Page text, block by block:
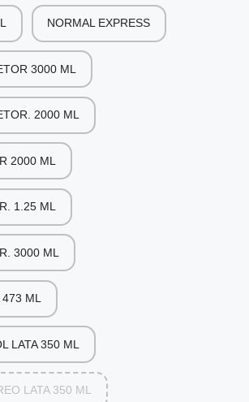
NORMAL EXPRESS
3000 ML
2000 ML
2000 ML
1.25 ML
3000 ML
ML
LATA 350 ML
LATA 350 ML